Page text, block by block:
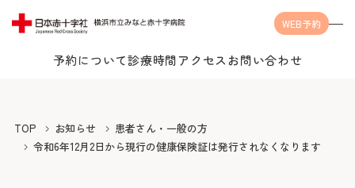
WEB予約
予約について診療時間アクセスお問い合わせ
TOP お知らせ
患者さん・一般の方
令和6年12月2日から現行の健康保険証は発行されなくなります